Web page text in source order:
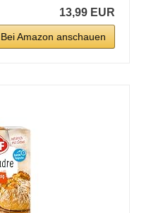
13,99 EUR
Bei Amazon anschauen